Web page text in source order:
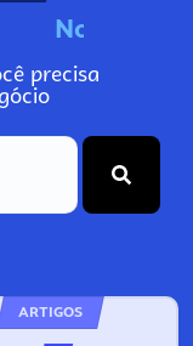
N
precisa
ARTIGOS